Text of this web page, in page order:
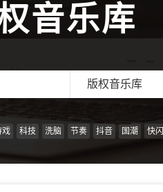
音乐库
版权音乐库
戏 科技 洗脑 节奏 抖音 国潮 快闪